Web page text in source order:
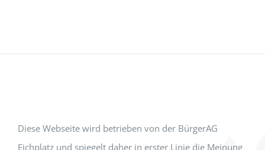
Diese Webseite wird betrieben von der BürgerAG
Eichplatz und spiegelt daher in erster Linie die Meinung